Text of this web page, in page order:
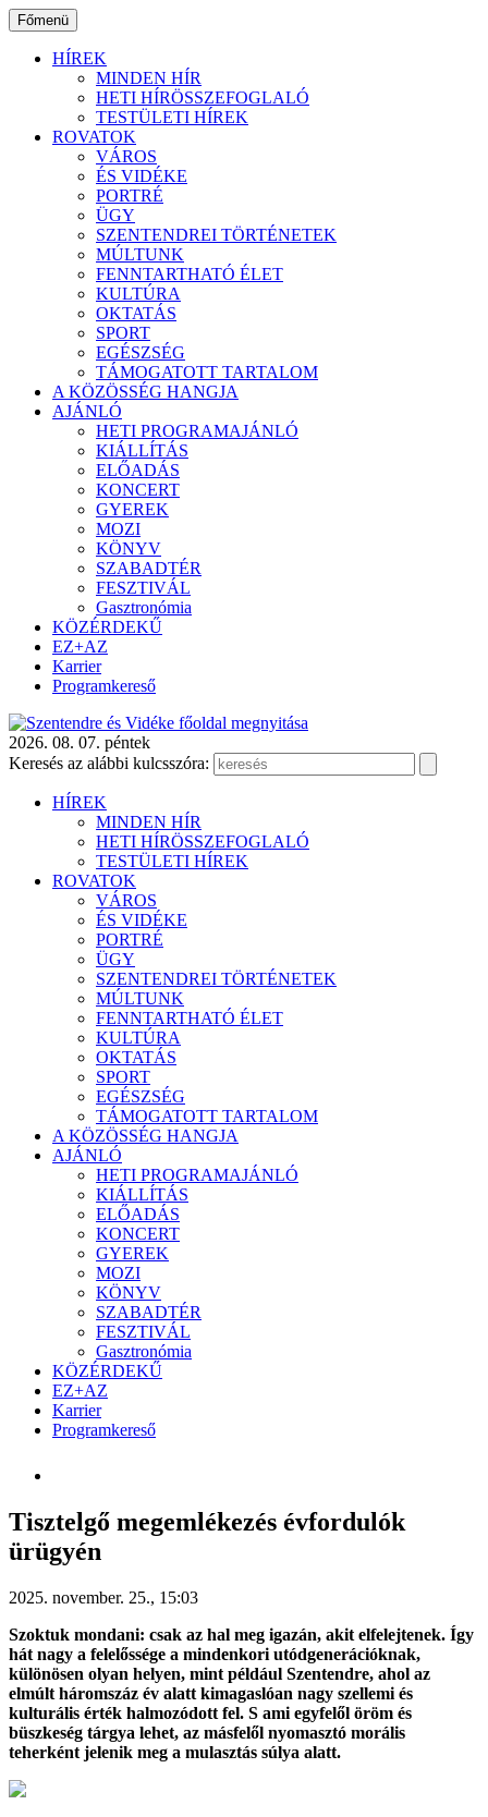
Ugrás
a
tartalomhoz
Főmenü
HÍREK
MINDEN HÍR
HETI HÍRÖSSZEFOGLALÓ
TESTÜLETI HÍREK
ROVATOK
VÁROS
ÉS VIDÉKE
PORTRÉ
ÜGY
SZENTENDREI TÖRTÉNETEK
MÚLTUNK
FENNTARTHATÓ ÉLET
KULTÚRA
OKTATÁS
SPORT
EGÉSZSÉG
TÁMOGATOTT TARTALOM
A KÖZÖSSÉG HANGJA
AJÁNLÓ
HETI PROGRAMAJÁNLÓ
KIÁLLÍTÁS
ELŐADÁS
KONCERT
GYEREK
MOZI
KÖNYV
SZABADTÉR
FESZTIVÁL
Gasztronómia
KÖZÉRDEKŰ
EZ+AZ
Karrier
Programkereső
2026. 08. 07. péntek
Keresés az alábbi kulcsszóra:
HÍREK
MINDEN HÍR
HETI HÍRÖSSZEFOGLALÓ
TESTÜLETI HÍREK
ROVATOK
VÁROS
ÉS VIDÉKE
PORTRÉ
ÜGY
SZENTENDREI TÖRTÉNETEK
MÚLTUNK
FENNTARTHATÓ ÉLET
KULTÚRA
OKTATÁS
SPORT
EGÉSZSÉG
TÁMOGATOTT TARTALOM
A KÖZÖSSÉG HANGJA
AJÁNLÓ
HETI PROGRAMAJÁNLÓ
KIÁLLÍTÁS
ELŐADÁS
KONCERT
GYEREK
MOZI
KÖNYV
SZABADTÉR
FESZTIVÁL
Gasztronómia
KÖZÉRDEKŰ
EZ+AZ
Karrier
Programkereső
Tisztelgő megemlékezés évfordulók
ürügyén
2025. november. 25., 15:03
Szoktuk mondani: csak az hal meg igazán, akit elfelejtenek. Így
hát nagy a felelőssége a mindenkori utódgenerációknak,
különösen olyan helyen, mint például Szentendre, ahol az
elmúlt háromszáz év alatt kimagaslóan nagy szellemi és
kulturális érték halmozódott fel. S ami egyfelől öröm és
büszkeség tárgya lehet, az másfelől nyomasztó morális
teherként jelenik meg a mulasztás súlya alatt.